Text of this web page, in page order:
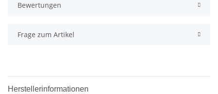
Bewertungen
Frage zum Artikel
Herstellerinformationen